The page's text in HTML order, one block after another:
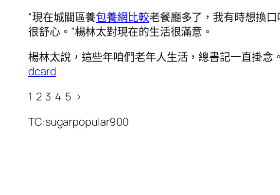
“現在城關區養包養網比較老餐廳多了，我有時想換
很舒心。”楊林太對現在的生活很滿意。
楊林太說，這些年咱們老年人生活，總書記一直掛念
dcard
1 2 3 4 5 >
TC:sugarpopular900